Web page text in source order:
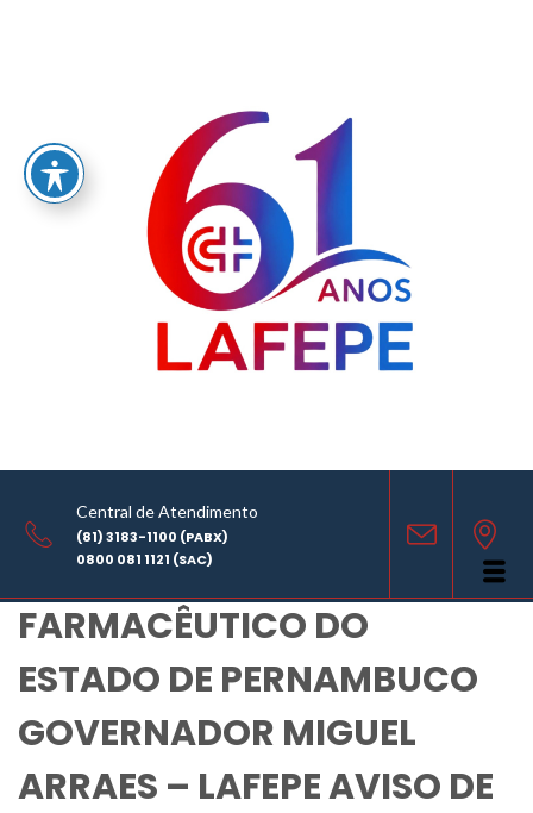
Central de Atendimento
(81) 3183-1100 (PABX)
0800 081 1121 (SAC)
LABORATÓRIO FARMACÊUTICO DO ESTADO DE PERNAMBUCO
GOVERNADOR MIGUEL ARRAES - LAFEPE AVISO DE COTAÇÃO Nº 0232/2024
COMPARTILHE
LABORATÓRIO
FARMACÊUTICO DO
ESTADO DE PERNAMBUCO
GOVERNADOR MIGUEL
ARRAES – LAFEPE AVISO DE